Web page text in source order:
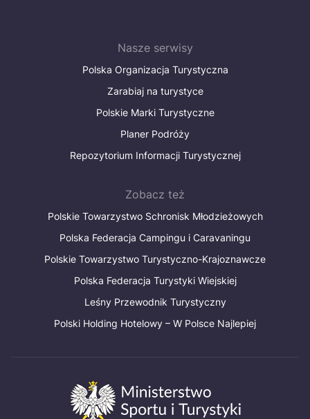
Nasze serwisy
Polska Organizacja Turystyczna
Zarabiaj na turystyce
Polskie Marki Turystyczne
Planer Podróży
Repozytorium Informacji Turystycznej
Zobacz też
Polskie Towarzystwo Schronisk Młodzieżowych
Polska Federacja Campingu i Caravaningu
Polskie Towarzystwo Turystyczno-Krajoznawcze
Polska Federacja Turystyki Wiejskiej
Leśny Przewodnik Turystyczny
Polski Holding Hotelowy – W Polsce Najlepiej